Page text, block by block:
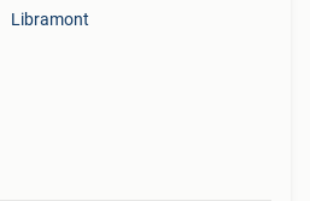
Libramont